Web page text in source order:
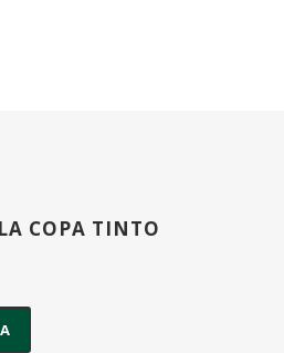
COPA TINTO